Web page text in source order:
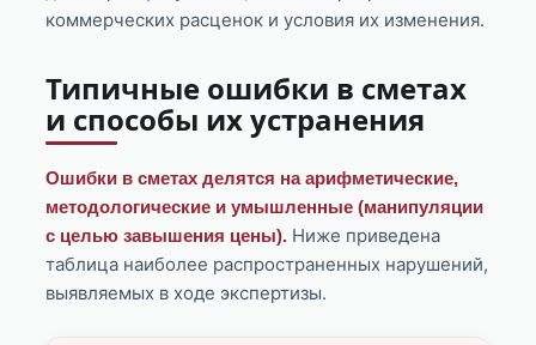
коммерческих расценок и условия их изменения.
Типичные ошибки в сметах
и способы их устранения
Ошибки в сметах делятся на арифметические,
методологические и умышленные (манипуляции
с целью завышения цены). Ниже приведена
таблица наиболее распространенных нарушений,
выявляемых в ходе экспертизы.